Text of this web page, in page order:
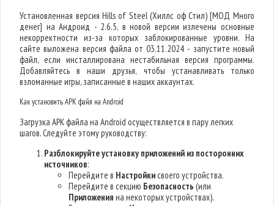
Установленная версия Hills of Steel (Хиллс оф Стил) [МОД Много
денег] на Андроид - 2.6.5, в новой версии излечены основные
некорректности из-за которых заблокированные уровни. На
сайте выложена версия файла от 03.11.2024 - запустите новый
файл, если инсталлирована нестабильная версия программы.
Добавляйтесь в наши друзья, чтобы устанавливать только
взломанные игры, записанные в наших аккаунтах.
Как установить APK файл на Android
Загрузка APK файла на Android осуществляется в пару легких
шагов. Следуйте этому руководству:
Разблокируйте установку приложений из посторонних
источников:
Перейдите в Настройкисвоего устройства.
Перейдите в секцию Безопасность (или
Приложения на некоторых устройствах).